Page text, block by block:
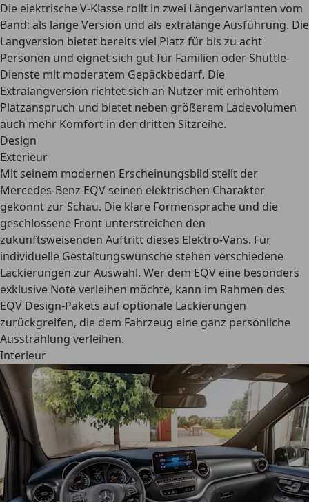
Die elektrische V-Klasse rollt in zwei Längenvarianten vom
Band: als lange Version und als extralange Ausführung. Die
Langversion bietet bereits viel Platz für bis zu acht
Personen und eignet sich gut für Familien oder Shuttle-
Dienste mit moderatem Gepäckbedarf. Die
Extralangversion richtet sich an Nutzer mit erhöhtem
Platzanspruch und bietet neben größerem Ladevolumen
auch mehr Komfort in der dritten Sitzreihe.
Design
Exterieur
Mit seinem modernen Erscheinungsbild stellt der
Mercedes-Benz EQV seinen elektrischen Charakter
gekonnt zur Schau. Die klare Formensprache und die
geschlossene Front unterstreichen den
zukunftsweisenden Auftritt dieses Elektro-Vans. Für
individuelle Gestaltungswünsche stehen verschiedene
Lackierungen zur Auswahl. Wer dem EQV eine besonders
exklusive Note verleihen möchte, kann im Rahmen des
EQV Design-Pakets auf optionale Lackierungen
zurückgreifen, die dem Fahrzeug eine ganz persönliche
Ausstrahlung verleihen.
Interieur